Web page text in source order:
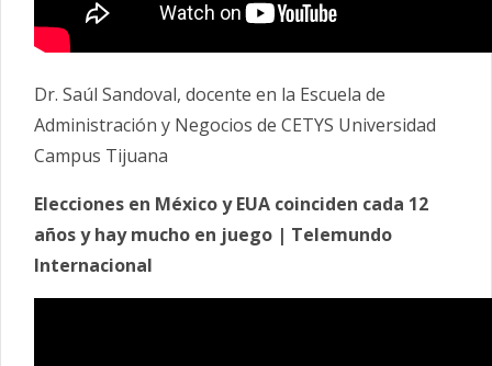
Dr. Saúl Sandoval, docente en la Escuela de
Administración y Negocios de CETYS Universidad
Campus Tijuana
Elecciones en México y EUA coinciden cada 12
años y hay mucho en juego | Telemundo
Internacional